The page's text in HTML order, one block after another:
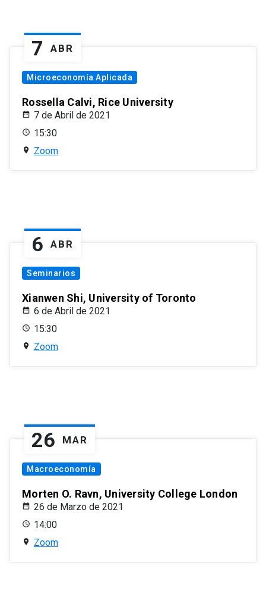
7 ABR
Microeconomía Aplicada
Rossella Calvi, Rice University
7 de Abril de 2021
15:30
Zoom
6 ABR
Seminarios
Xianwen Shi, University of Toronto
6 de Abril de 2021
15:30
Zoom
26 MAR
Macroeconomía
Morten O. Ravn, University College London
26 de Marzo de 2021
14:00
Zoom